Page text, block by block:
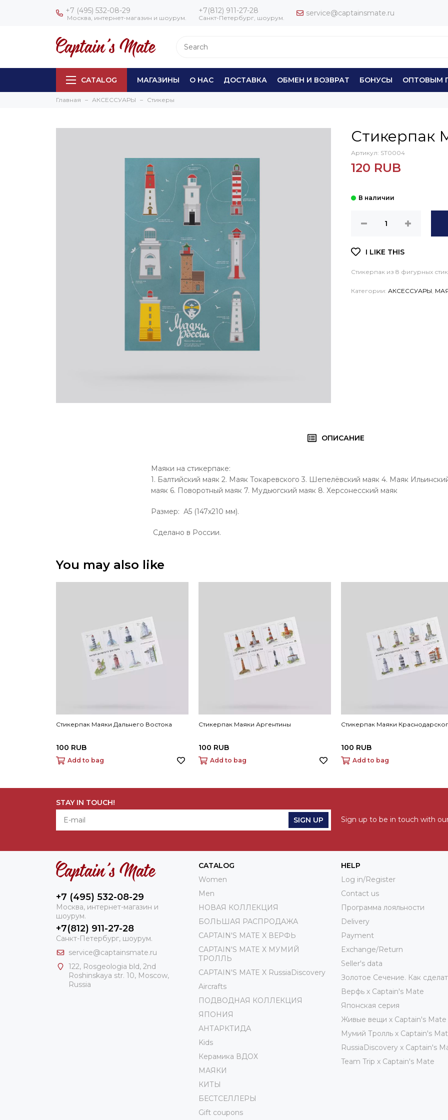
+7 (495) 532-08-29
Москва, интернет-магазин и шоурум.
+7(812) 911-27-28
Санкт-Петербург, шоурум.
service@captainsmate.ru
CATALOG МАГАЗИНЫ О НАС ДОСТАВКА ОБМЕН И ВОЗВРАТ БОНУСЫ ОПТОВЫМ
Главная АКСЕССУАРЫ Стикеры
Стикерпак
Артикул: ST0004
120 RUB
Стикерпак из 8 фигурных
Категории: АКСЕССУАРЫ
ОПИСАНИЕ
Маяки на стикерпаке:
1. Балтийский маяк 2. Маяк Токаревского 3. Шепелёвский маяк 4. Маяк
маяк 6. Поворотный маяк 7. Мудьюгский маяк 8. Херсонесский маяк
Размер: А5 (147х210 мм).
Сделано в России.
You may also like
Стикерпак Маяки Дальнего Востока
100 RUB
Add to bag
Стикерпак Маяки Аргентины
100 RUB
Add to bag
Стикерпак Маяки
100 RUB
Add to bag
STAY IN TOUCH!
SIGN UP
Sign up to be in touch with
+7 (495) 532-08-29
Москва, интернет-магазин и
шоурум.
+7(812) 911-27-28
Санкт-Петербург, шоурум.
service@captainsmate.ru
122, Rosgeologia bld, 2nd
Roshinskaya str. 10, Moscow,
Russia
CATALOG
Women
Men
НОВАЯ КОЛЛЕКЦИЯ
БОЛЬШАЯ РАСПРОДАЖА
CAPTAIN'S MATE X ВЕРФЬ
CAPTAIN'S MATE Х МУМИЙ
ТРОЛЛЬ
CAPTAIN'S MATE X RussiaDiscovery
Aircrafts
ПОДВОДНАЯ КОЛЛЕКЦИЯ
ЯПОНИЯ
АНТАРКТИДА
Kids
Керамика ВДОХ
МАЯКИ
КИТЫ
БЕСТСЕЛЛЕРЫ
Gift coupons
HELP
Log in/Register
Contact us
Программа лояльности
Delivery
Payment
Exchange/Return
Seller's data
Золотое Сечение. Как
Верфь х Captain's Mate
Японская серия
Живые вещи х Captain's Mate
Мумий Тролль х Сaptain's
RussiaDiscovery x Captain's
Team Trip x Captain's Mate